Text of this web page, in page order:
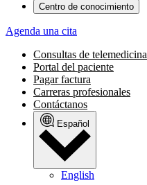
Centro de conocimiento
Agenda una cita
Consultas de telemedicina
Portal del paciente
Pagar factura
Carreras profesionales
Contáctanos
Español
English